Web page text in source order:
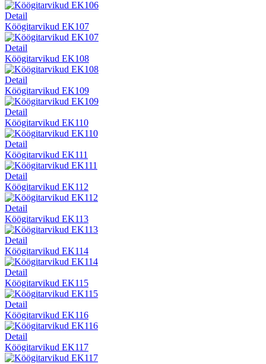
Detail
Köögitarvikud EK107
Detail
Köögitarvikud EK108
Detail
Köögitarvikud EK109
Detail
Köögitarvikud EK110
Detail
Köögitarvikud EK111
Detail
Köögitarvikud EK112
Detail
Köögitarvikud EK113
Detail
Köögitarvikud EK114
Detail
Köögitarvikud EK115
Detail
Köögitarvikud EK116
Detail
Köögitarvikud EK117